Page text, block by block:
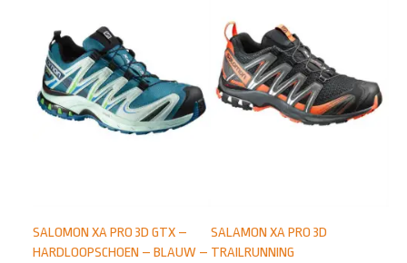
SALAMON XA PRO 3D
TRAILRUNNING
SALOMON XA PRO 3D GTX –
HARDLOOPSCHOEN – BLAUW –